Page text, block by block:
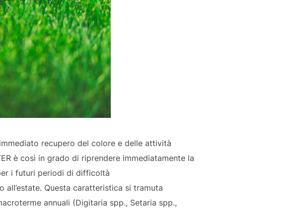
recupero del colore e delle attività
è così in grado di riprendere immediatamente la
i futuri periodi di difficoltà
Questa caratteristica si tramuta
annuali (Digitaria spp., Setaria spp.,